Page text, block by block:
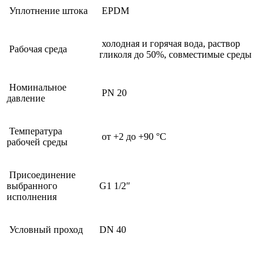
Уплотнение штока EPDM
Рабочая среда
холодная и горячая вода, раствор
гликоля до 50%, совместимые среды
Номинальное
давление
PN 20
Температура
рабочей среды
от +2 до +90 °C
Присоединение
выбранного
исполнения
G1 1/2″
Условный проход DN 40